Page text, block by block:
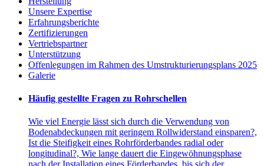
Unsere Expertise
Erfahrungsberichte
Zertifizierungen
Vertriebspartner
Unterstützung
Offenlegungen im Rahmen des Umstrukturierungsplans 2025
Galerie
Häufig gestellte Fragen zu Rohrschellen
Wie viel Energie lässt sich durch die Verwendung von
Bodenabdeckungen mit geringem Rollwiderstand einsparen?,
Ist die Steifigkeit eines Rohrförderbandes radial oder
longitudinal?, Wie lange dauert die Eingewöhnungsphase